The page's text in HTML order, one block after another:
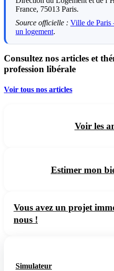
France, 75013 Paris.
Source officielle : Ville de Paris
un logement.
Consultez nos articles et
profession libérale
Voir tous nos articles
Voir les
Estimer mon
Vous avez un projet
nous !
Simulateur